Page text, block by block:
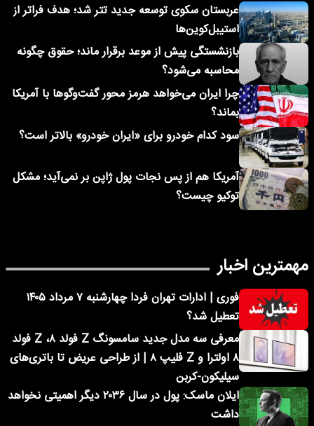
عربستان سکوی توسعه جدید تتر شد؛ هدف فراتر از
استیبل‌کوین‌ها
بازنشستگی پیش از موعد برقرار ماند؛ حقوق چگونه
محاسبه می‌شود؟
چرا ایران می‌خواهد هرمز محور گفت‌وگوها با آمریکا
بماند؟
سود کدام خودرو برای «ایران خودرو» بالاتر است؟
آمریکا هم از پس نجات پول ژاپن بر نمی‌آید؛ مشکل
توکیو چیست؟
مهمترین اخبار
فوری | ادارات تهران فردا چهارشنبه ۷ مرداد ۱۴۰۵
تعطیل شد؟
معرفی سه مدل جدید سامسونگ Z فولد ۸، Z فولد
۸ اولترا و Z فلیپ ۸ | از طراحی عریض تا باتری‌های
سیلیکون-کربن
ایلان ماسک: پول در سال ۲۰۳۶ دیگر اهمیتی نخواهد
داشت